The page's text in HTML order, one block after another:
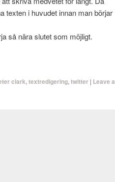
tex­ten i huvudet innan man bör­jar
så nära slutet som möjligt.
clark,textredigering,twitter | Leave a